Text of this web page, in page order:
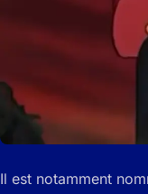
Il est notamment